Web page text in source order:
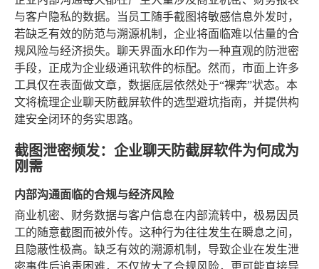
与客户隐私的数据。当员工随手截图将敏感信息外发时，
若缺乏有效的防范与溯源机制，企业将面临难以估量的合
规风险与经济损失。聊天界面水印作为一种直观的防泄密
手段，正成为企业级通讯软件的标配。然而，市面上许多
工具仅在表面做文章，数据底层依然处于“裸奔”状态。本
文将梳理企业聊天防截屏软件的选型避坑指南，并提供构
建安全闭环的务实思路。
截图泄密频发：企业聊天防截屏软件为何成为
刚需
内部沟通面临的合规与经济风险
商业机密、财务数据与客户信息在内部流转中，极易因员
工的随意截图而被外传。这种行为往往发生在瞬息之间，
且隐蔽性极高。缺乏有效的溯源机制，导致企业在发生泄
密事件后追责困难，不仅放大了合规风险，更可能直接导